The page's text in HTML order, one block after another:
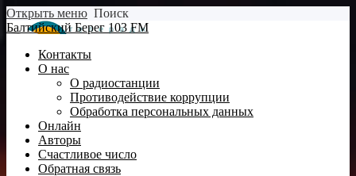
Открыть меню Поиск
Балтийский Берег 103 FM
Контакты
О нас
О радиостанции
Противодействие коррупции
Обработка персональных данных
Онлайн
Авторы
Счастливое число
Обратная связь